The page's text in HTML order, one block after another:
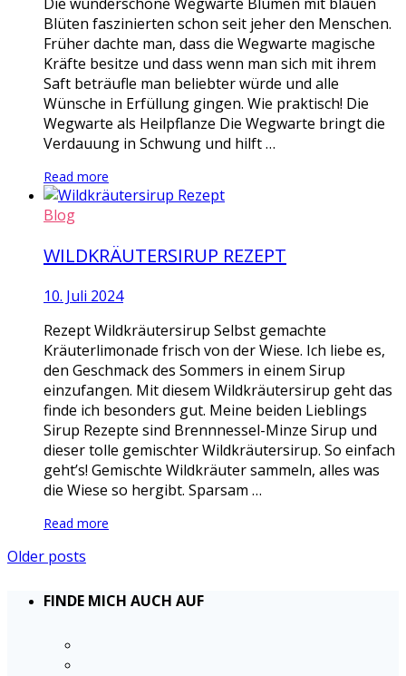
Blüten faszinierten schon seit jeher den Menschen.
Früher dachte man, dass die Wegwarte magische
Kräfte besitze und dass wenn man sich mit ihrem
Saft beträufle man beliebter würde und alle
Wünsche in Erfüllung gingen. Wie praktisch! Die
Wegwarte als Heilpflanze Die Wegwarte bringt die
Verdauung in Schwung und hilft …
Read more
Blog
WILDKRÄUTERSIRUP REZEPT
10. Juli 2024
Rezept Wildkräutersirup Selbst gemachte
Kräuterlimonade frisch von der Wiese. Ich liebe es,
den Geschmack des Sommers in einem Sirup
einzufangen. Mit diesem Wildkräutersirup geht das
finde ich besonders gut. Meine beiden Lieblings
Sirup Rezepte sind Brennnessel-Minze Sirup und
dieser tolle gemischter Wildkräutersirup. So einfach
geht’s! Gemischte Wildkräuter sammeln, alles was
die Wiese so hergibt. Sparsam …
Read more
Older posts
FINDE MICH AUCH AUF